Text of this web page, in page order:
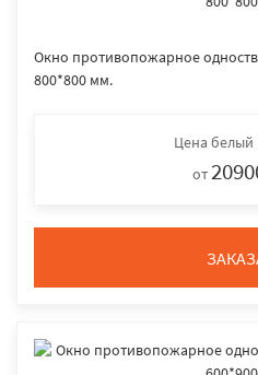
Окно противопожарное
800*800 мм.
Цена белый
от